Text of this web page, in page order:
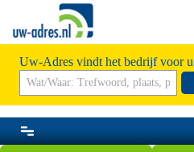
Uw-Adres vindt het bedrijf voor u